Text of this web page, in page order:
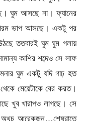
ঘুম আসছে না। ফ্যানের
গরম ভাপ আসছে। একটু পর
ততবারই ঘুম ঘুম গলায়
কাশির শব্দেও সে লাফ
ঘুম একটু যদি গাঢ় হত
থেকে মেয়েটাকে বের করত।
খুব খারাপও লাগছে। সে
অথচ আরেকজন…শেষরাতে